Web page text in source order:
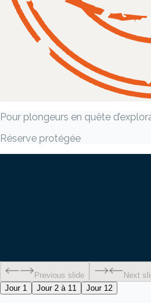
Pour plongeurs en quête
Réserve protégée
Previous slide
Next
Jour 1
Jour 2 à 11 Jour 12